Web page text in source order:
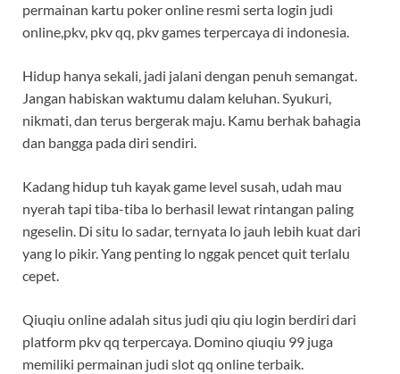
permainan kartu poker online resmi serta login judi
online,pkv, pkv qq, pkv games terpercaya di indonesia.
Hidup hanya sekali, jadi jalani dengan penuh semangat.
Jangan habiskan waktumu dalam keluhan. Syukuri,
nikmati, dan terus bergerak maju. Kamu berhak bahagia
dan bangga pada diri sendiri.
Kadang hidup tuh kayak game level susah, udah mau
nyerah tapi tiba-tiba lo berhasil lewat rintangan paling
ngeselin. Di situ lo sadar, ternyata lo jauh lebih kuat dari
yang lo pikir. Yang penting lo nggak pencet quit terlalu
cepet.
Qiuqiu online adalah situs judi qiu qiu login berdiri dari
platform pkv qq terpercaya. Domino qiuqiu 99 juga
memiliki permainan judi slot qq online terbaik.